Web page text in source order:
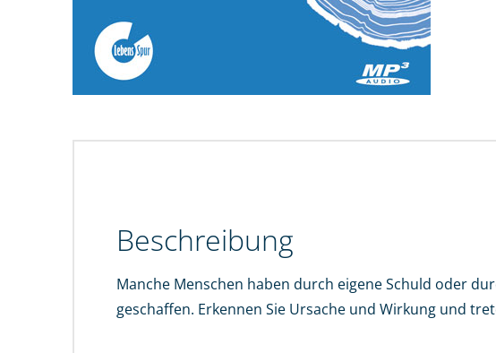
Beschreibung
Manche Menschen haben durch eigene Schuld oder
geschaffen. Erkennen Sie Ursache und Wirkung und